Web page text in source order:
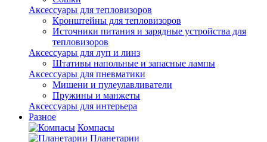
Аксессуары для тепловизоров
Кронштейны для тепловизоров
Источники питания и зарядные устройства для
тепловизоров
Аксессуары для луп и линз
Штативы напольные и запасные лампы
Аксессуары для пневматики
Мишени и пулеулавливатели
Пружины и манжеты
Аксессуары для интерьера
Разное
Компасы
Планетарии